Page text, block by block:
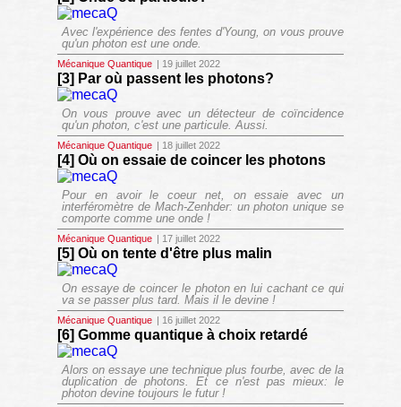
Avec l'expérience des fentes d'Young, on vous prouve
qu'un photon est une onde.
Mécanique Quantique | 19 juillet 2022
[3] Par où passent les photons?
On vous prouve avec un détecteur de coïncidence
qu'un photon, c'est une particule. Aussi.
Mécanique Quantique | 18 juillet 2022
[4] Où on essaie de coincer les photons
Pour en avoir le coeur net, on essaie avec un
interféromètre de Mach-Zenhder: un photon unique se
comporte comme une onde !
Mécanique Quantique | 17 juillet 2022
[5] Où on tente d'être plus malin
On essaye de coincer le photon en lui cachant ce qui
va se passer plus tard. Mais il le devine !
Mécanique Quantique | 16 juillet 2022
[6] Gomme quantique à choix retardé
Alors on essaye une technique plus fourbe, avec de la
duplication de photons. Et ce n'est pas mieux: le
photon devine toujours le futur !